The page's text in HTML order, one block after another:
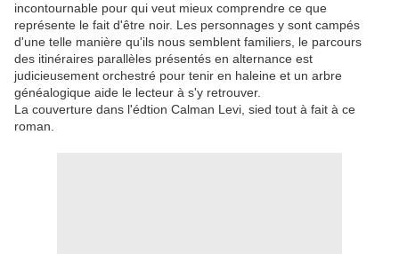
incontournable pour qui veut mieux comprendre ce que
représente le fait d'être noir. Les personnages y sont campés
d'une telle manière qu'ils nous semblent familiers, le parcours
des itinéraires parallèles présentés en alternance est
judicieusement orchestré pour tenir en haleine et un arbre
généalogique aide le lecteur à s'y retrouver.
La couverture dans l'édtion Calman Levi, sied tout à fait à ce
roman.